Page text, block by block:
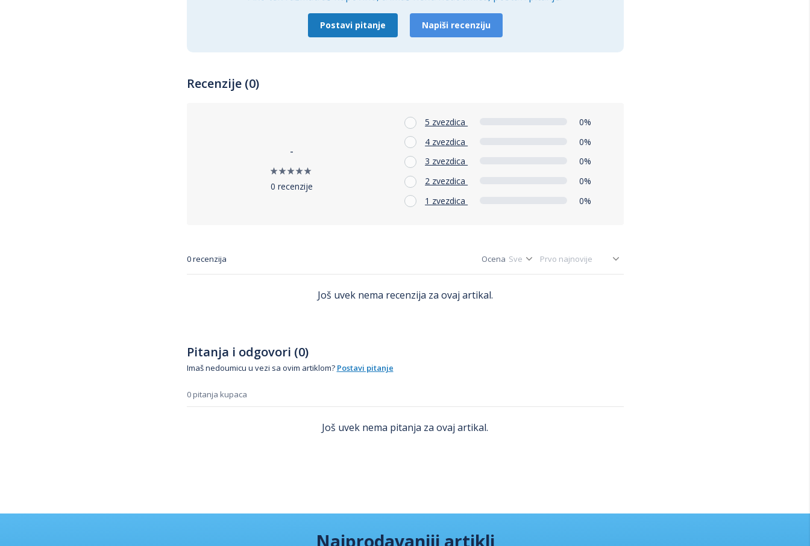
Postavi pitanje Napiši recenziju
Recenzije (0)
-
0 recenzije
5 zvezdica
0%
4 zvezdica
0%
3 zvezdica
0%
2 zvezdica
0%
1 zvezdica
0%
0 recenzija Ocena
Još uvek nema recenzija za ovaj artikal.
Pitanja i odgovori (0)
Imaš nedoumicu u vezi sa ovim artiklom? Postavi pitanje
0 pitanja kupaca
Još uvek nema pitanja za ovaj artikal.